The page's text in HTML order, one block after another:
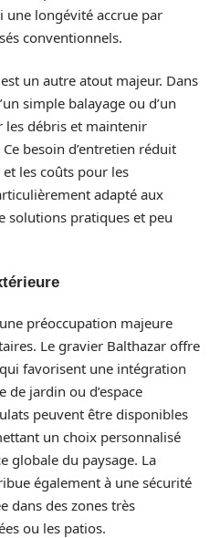
une longévité accrue par
conventionnels.
est un autre atout majeur. Dans
simple balayage ou d’un
les débris et maintenir
besoin d’entretien réduit
les coûts pour les
adapté aux
solutions pratiques et peu
préoccupation majeure
Le gravier Balthazar offre
favorisent une intégration
jardin ou d’espace
peuvent être disponibles
un choix personnalisé
globale du paysage. La
également à une sécurité
dans des zones très
ou les patios.